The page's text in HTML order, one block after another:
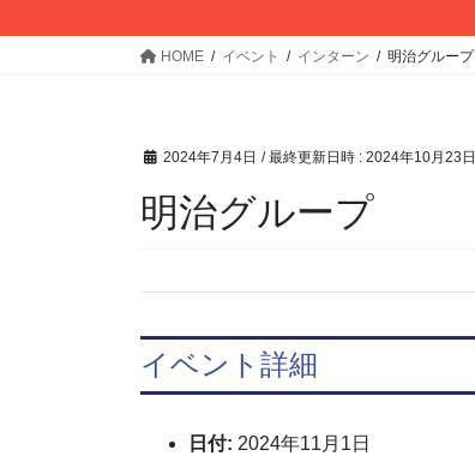
ッ
移
HOME イベント インターン 明治グループ
2024年7月4日 / 最終更新日時 : 2024年10月23日
明治グループ
イベント詳細
日付: 2024年11月1日